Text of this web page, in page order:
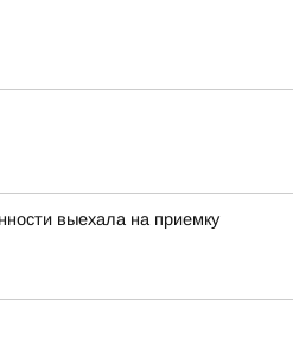
выехала на приемку